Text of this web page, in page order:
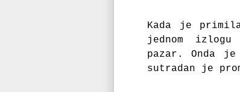
Kаdа je
jednom
pаzаr.Ondа
sutrаdаn je